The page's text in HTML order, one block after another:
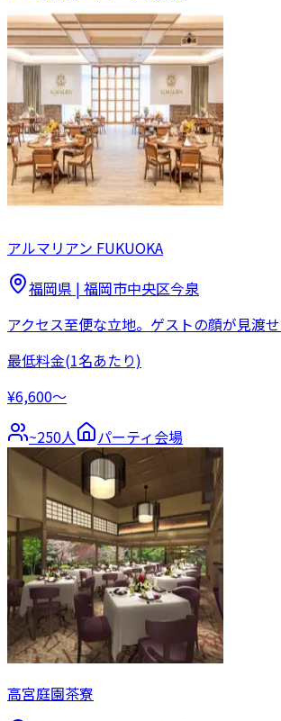
アルマリアン FUKUOKA
福岡県 | 福岡市中央区今泉
アクセス至便な立地。ゲストの顔が見渡
最低料金(1名あたり)
¥6,600〜
~250人 パーティ会場
高宮庭園茶寮